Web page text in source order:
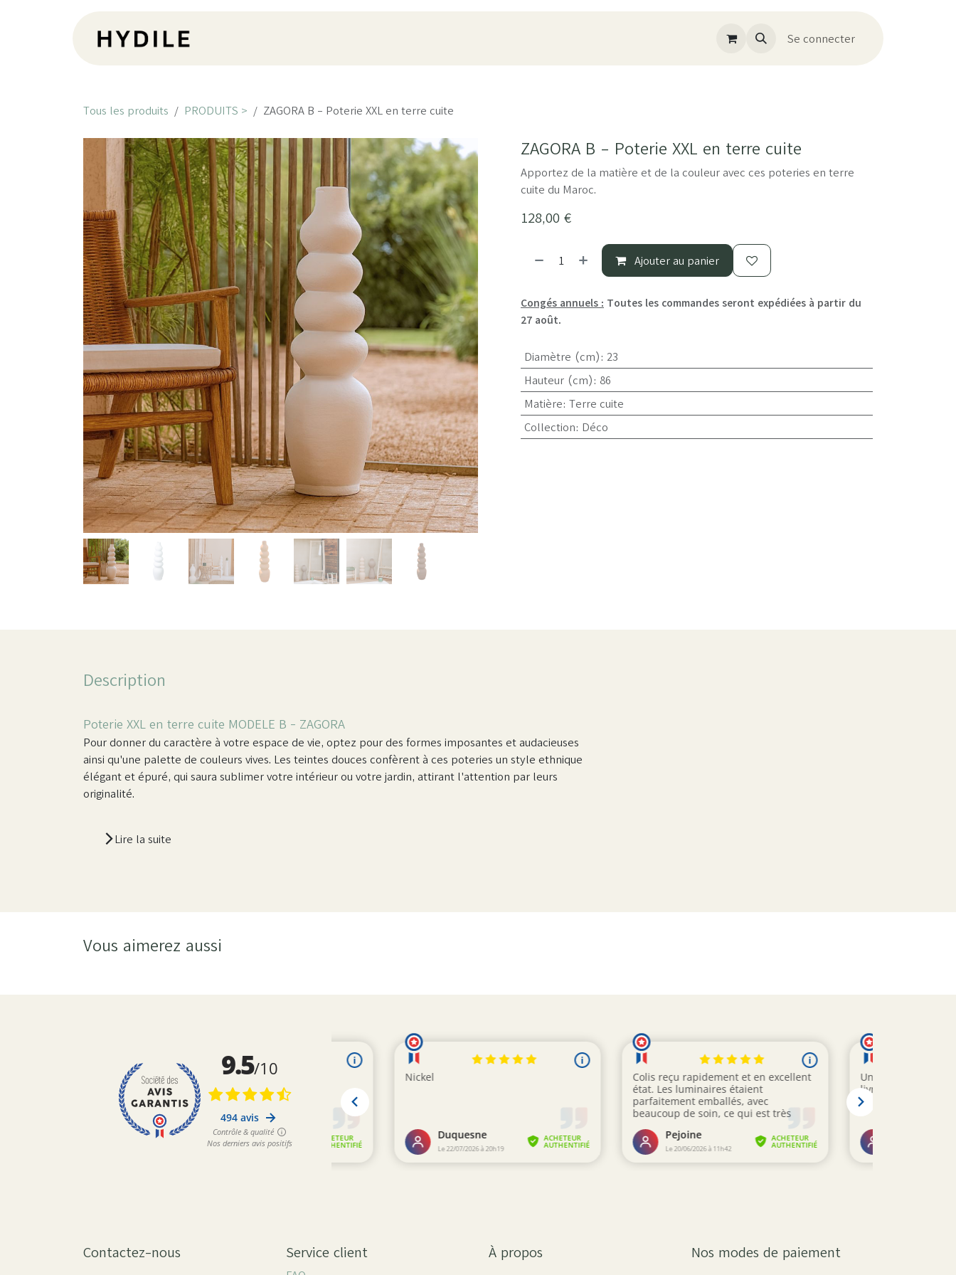
Se connecter
Tous les produits PRODUITS > ZAGORA B - Poterie XXL en terre cuite
ZAGORA B - Poterie XXL en terre cuite
Apportez de la matière et de la couleur avec ces poteries en terre
cuite du Maroc.
128,00 €
Ajouter au panier
Congés annuels : Toutes les commandes seront expédiées à partir du
27 août.
Diamètre (cm): 23
Hauteur (cm): 86
Matière: Terre cuite
Collection: Déco
Description
Poterie XXL en terre cuite MODELE B - ZAGORA
Pour donner du caractère à votre espace de vie, optez pour des formes imposantes et audacieuses
ainsi qu'une palette de couleurs vives. Les teintes douces confèrent à ces poteries un style ethnique
élégant et épuré, qui saura sublimer votre intérieur ou votre jardin, attirant l'attention par leurs
originalité.
Lire la suite
Vous aimerez aussi
Contactez-nous Service client À propos Nos modes de paiement